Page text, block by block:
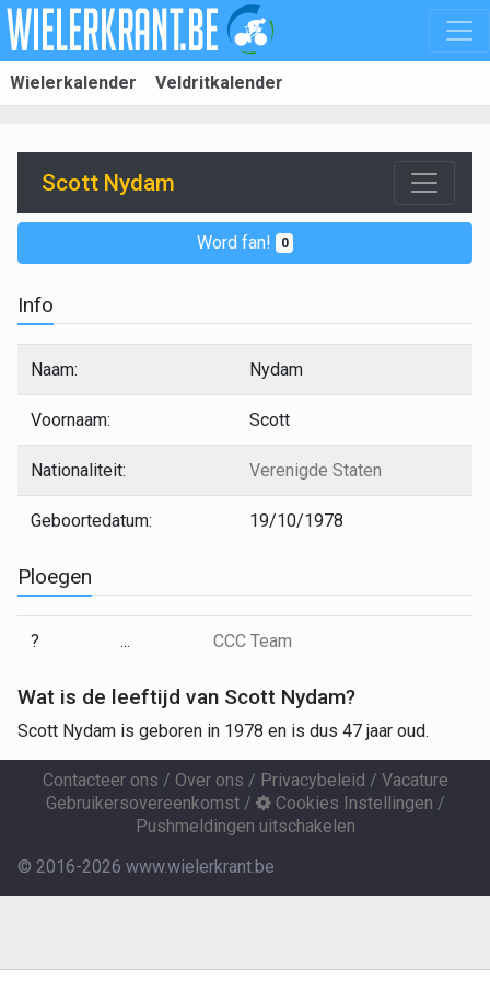
Wielerkalender Veldritkalender
Scott Nydam
Word fan! 0
Info
Naam: Nydam
Voornaam: Scott
Nationaliteit: Verenigde Staten
Geboortedatum: 19/10/1978
Ploegen
? ... CCC Team
Wat is de leeftijd van Scott Nydam?
Scott Nydam is geboren in 1978 en is dus 47 jaar oud.
Contacteer ons / Over ons / Privacybeleid / Vacature
Gebruikersovereenkomst/ Cookies Instellingen /
Pushmeldingen uitschakelen
© 2016-2026 www.wielerkrant.be